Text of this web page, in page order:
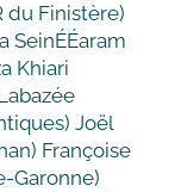
du Finistère)
SeinÉÉaram
Khiari
Joël
Françoise
Garonne)